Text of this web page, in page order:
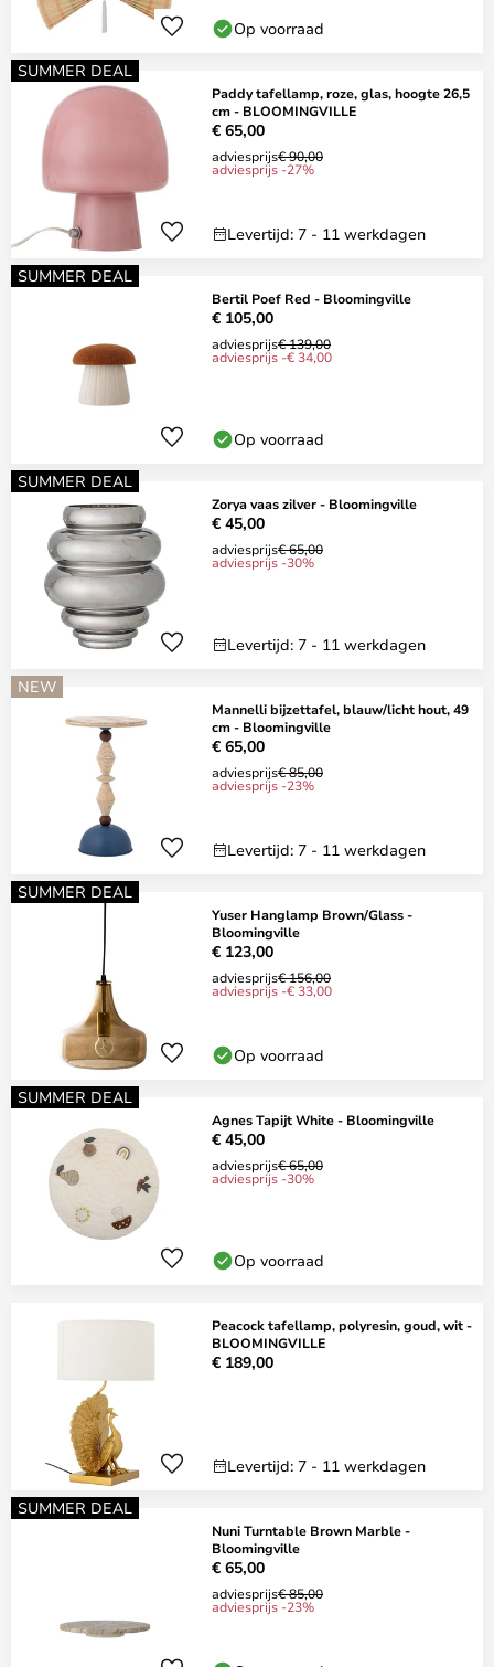
Op voorraad
SUMMER DEAL
Paddy tafellamp, roze, glas, hoogte 26,5
cm - BLOOMINGVILLE
€ 65,00
adviesprijs€ 90,00
adviesprijs -27%
Levertijd: 7 - 11 werkdagen
SUMMER DEAL
Bertil Poef Red - Bloomingville
€ 105,00
adviesprijs€ 139,00
adviesprijs -€ 34,00
Op voorraad
SUMMER DEAL
Zorya vaas zilver - Bloomingville
€ 45,00
adviesprijs€ 65,00
adviesprijs -30%
Levertijd: 7 - 11 werkdagen
NEW
Mannelli bijzettafel, blauw/licht hout, 49
cm - Bloomingville
€ 65,00
adviesprijs€ 85,00
adviesprijs -23%
Levertijd: 7 - 11 werkdagen
SUMMER DEAL
Yuser Hanglamp Brown/Glass -
Bloomingville
€ 123,00
adviesprijs€ 156,00
adviesprijs -€ 33,00
Op voorraad
SUMMER DEAL
Agnes Tapijt White - Bloomingville
€ 45,00
adviesprijs€ 65,00
adviesprijs -30%
Op voorraad
Peacock tafellamp, polyresin, goud, wit -
BLOOMINGVILLE
€ 189,00
Levertijd: 7 - 11 werkdagen
SUMMER DEAL
Nuni Turntable Brown Marble -
Bloomingville
€ 65,00
adviesprijs€ 85,00
adviesprijs -23%